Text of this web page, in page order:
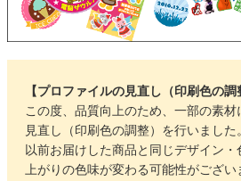
【プロファイルの見直し（印刷色の調
この度、品質向上のため、一部の素
見直し（印刷色の調整）を行いました。
以前お届けした商品と同じデザイン
上がりの色味が変わる可能性がござい